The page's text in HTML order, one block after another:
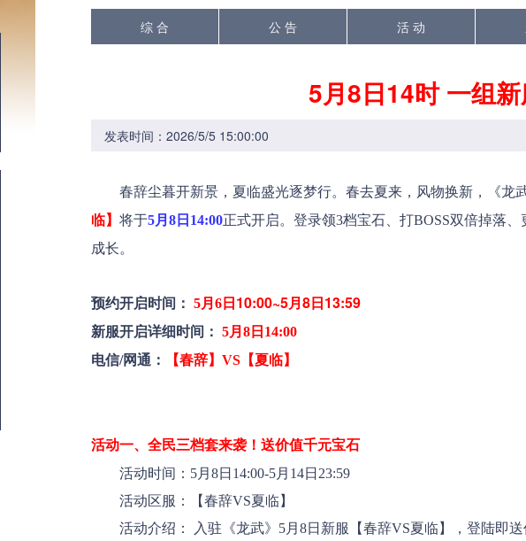
综 合 公 告 活 动
5月8日14时 一组
发表时间：2026/5/5 15:00:00
春辞尘暮开新景，夏临盛光逐梦行。春去夏来，风物换新，《龙
临】 将于5月8日14:00正式开启。登录领3档宝石、打BOSS双倍掉落
成长。
预约开启时间： 5月6日10:00~5月8日13:59
新服开启详细时间： 5月8日14:00
电信/网通：
【春辞】VS【夏临】
活动一、全民三档套来袭！送价值千元宝石
活动时间：5月8日14:00-5月14日23:59
活动区服：【春辞VS夏临】
活动介绍： 入驻《龙武》5月8日新服【春辞VS夏临】，登陆即